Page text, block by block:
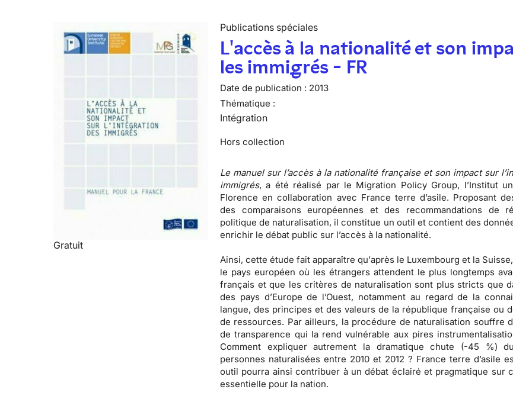
Gratuit
Publications spéciales
L'accès à la nationalité et son
les immigrés - FR
Date de publication : 2013
Thématique :
Intégration
Hors collection
Le manuel sur l’accès à la nationalité française et son impact sur
immigrés, a été réalisé par le Migration Policy Group, l’Institut
Florence en collaboration avec France terre d’asile. Proposant
des comparaisons européennes et des recommandations de
politique de naturalisation, il constitue un outil et contient des
enrichir le débat public sur l’accès à la nationalité.
Ainsi, cette étude fait apparaître qu’après le Luxembourg et la
le pays européen où les étrangers attendent le plus longtemps
français et que les critères de naturalisation sont plus stricts que
des pays d’Europe de l’Ouest, notamment au regard de la
langue, des principes et des valeurs de la république française ou
de ressources. Par ailleurs, la procédure de naturalisation souffre
de transparence qui la rend vulnérable aux pires
Comment expliquer autrement la dramatique chute (-45 %)
personnes naturalisées entre 2010 et 2012 ? France terre d’asile
outil pourra ainsi contribuer à un débat éclairé et pragmatique sur
essentielle pour la nation.